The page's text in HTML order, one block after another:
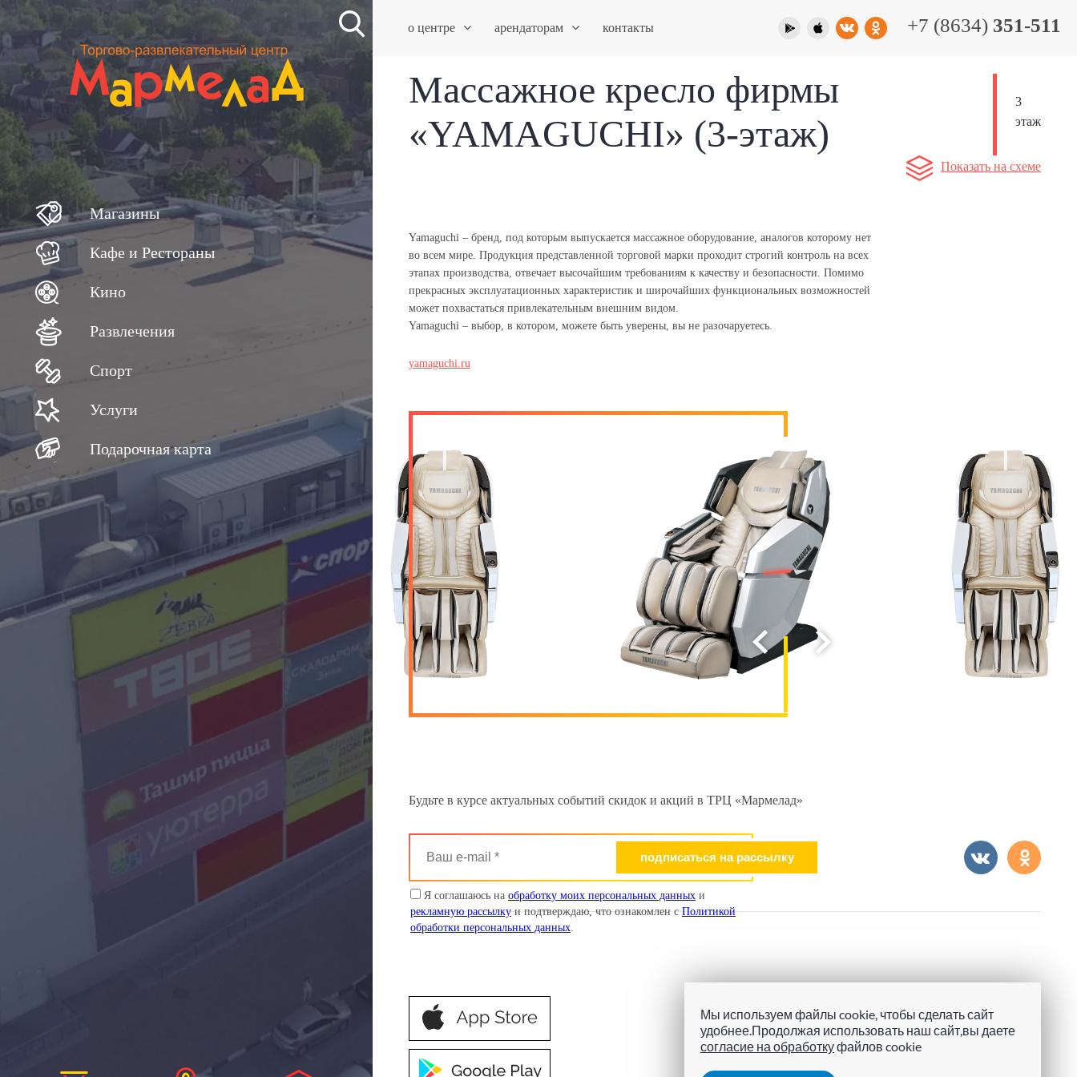
Магазины
Кафе и Рестораны
Кино
Развлечения
Спорт
Услуги
Подарочная карта
о центре арендаторам контакты +7 (8634) 351-511
Массажное кресло фирмы
«YAMAGUCHI» (3-этаж)
3
этаж
Показать на схеме
Yamaguchi – бренд, под которым выпускается массажное оборудование, аналогов которому нет
во всем мире. Продукция представленной торговой марки проходит строгий контроль на всех
этапах производства, отвечает высочайшим требованиям к качеству и безопасности. Помимо
прекрасных эксплуатационных характеристик и широчайших функциональных возможностей
может похвастаться привлекательным внешним видом.
Yamaguchi – выбор, в котором, можете быть уверены, вы не разочаруетесь.
yamaguchi.ru
Будьте в курсе актуальных событий скидок и акций в ТРЦ «Мармелад»
*
Я соглашаюсь на обработку моих персональных данных и
рекламную рассылку и подтверждаю, что ознакомлен сПолитикой
обработки персональных данных.
Мы используем файлы cookie, чтобы сделать сайт
удобнее.Продолжая использовать наш сайт,вы даете
согласие на обработкуфайлов cookie